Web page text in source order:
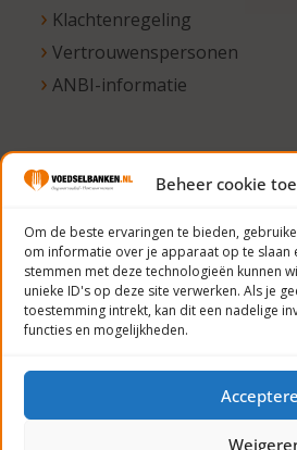
Beheer cookie
Om de beste ervaringen te bieden,
om informatie over je apparaat op te slaan
stemmen met deze technologieën kunnen
unieke ID's op deze site verwerken. Als je
toestemming intrekt, kan dit een nadelige
functies en mogelijkheden.
Klachtenregeling
Vertrouwenspersonen
ANBI-informatie
© 2023
Nederland
Privacyverklaring